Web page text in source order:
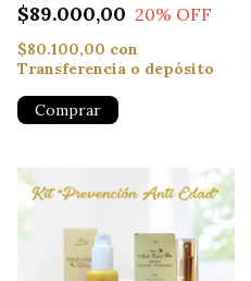
$89.000,00 20% OFF
$80.100,00 con
Transferencia o depósito